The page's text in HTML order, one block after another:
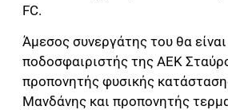
FC.
Άμεσος συνεργάτης του θα
ποδοσφαιριστής της ΑΕΚ
προπονητής φυσικής
Μανδάνης και προπονητής